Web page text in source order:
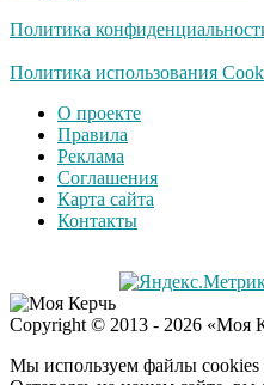
Политика
Политика использования
О проекте
Правила
Реклама
Соглашения
Карта сайта
Контакты
Copyright © 2013 - 2026 «Моя
Мы используем файлы cookies